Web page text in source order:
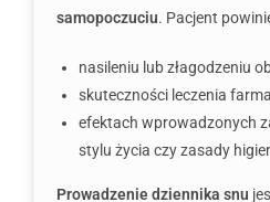
samopoczuciu. Pacjent
nasileniu lub złagodzeniu
skuteczności leczenia
efektach wprowadzonych
stylu życia czy zasady
Prowadzenie dziennika snu